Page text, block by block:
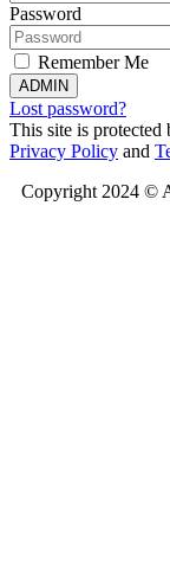
Password
Remember Me
ADMIN
Lost password?
This site is
Privacy Policy and
Copyright 2024 ©